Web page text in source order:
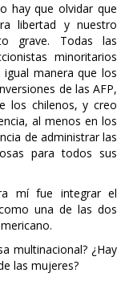
hay que olvidar que
libertad y nuestro
grave. Todas las
minoritarios
manera que los
de las AFP,
los chilenos, y creo
al menos en los
de administrar las
para todos sus
mí fue integrar el
una de las dos
multinacional? ¿Hay
las mujeres?